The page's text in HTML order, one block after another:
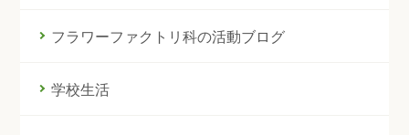
フラワーファクトリ科の活動ブログ
学校生活